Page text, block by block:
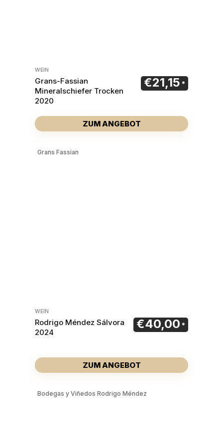
WEIN
Grans-Fassian
Mineralschiefer Trocken
2020
€21,15
ZUM ANGEBOT
Grans Fassian
WEIN
Rodrigo Méndez Sálvora
2024
€40,00
ZUM ANGEBOT
Bodegas y Viñedos Rodrigo Méndez